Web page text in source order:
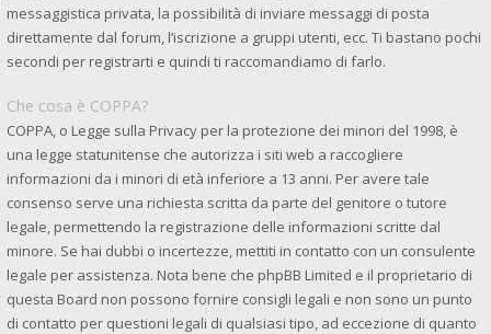
messaggistica privata, la possibilità di inviare messaggi di posta
direttamente dal forum, l’iscrizione a gruppi utenti, ecc. Ti bastano pochi
secondi per registrarti e quindi ti raccomandiamo di farlo.
Che cosa è COPPA?
COPPA, o Legge sulla Privacy per la protezione dei minori del 1998, è
una legge statunitense che autorizza i siti web a raccogliere
informazioni da i minori di età inferiore a 13 anni. Per avere tale
consenso serve una richiesta scritta da parte del genitore o tutore
legale, permettendo la registrazione delle informazioni scritte dal
minore. Se hai dubbi o incertezze, mettiti in contatto con un consulente
legale per assistenza. Nota bene che phpBB Limited e il proprietario di
questa Board non possono fornire consigli legali e non sono un punto
di contatto per questioni legali di qualsiasi tipo, ad eccezione di quanto